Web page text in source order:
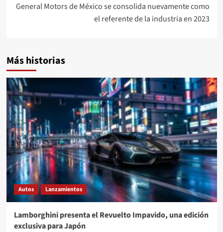
General Motors de México se consolida nuevamente como
el referente de la industria en 2023
Más historias
Autos Lanzamientos
Lamborghini presenta el Revuelto Impavido, una edición
exclusiva para Japón